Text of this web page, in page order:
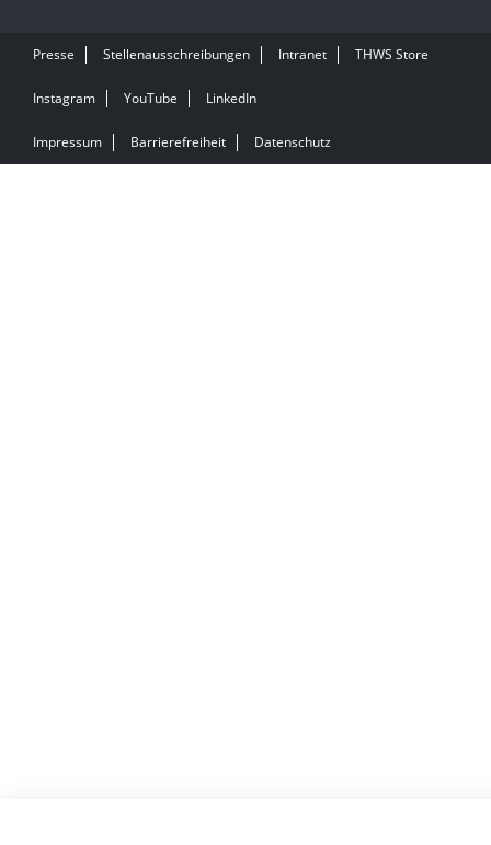
Presse Stellenausschreibungen Intranet THWS Store
Instagram YouTube LinkedIn
Impressum Barrierefreiheit Datenschutz